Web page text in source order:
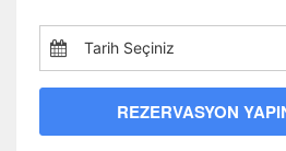
Pazarlama Çerezleri
Size ve ilgi alanlarınıza uygun
kullanılır. Kapatırsanız reklamları
edersiniz, ancak daha az alakalı
Tarih Seçiniz
REZERVASYON